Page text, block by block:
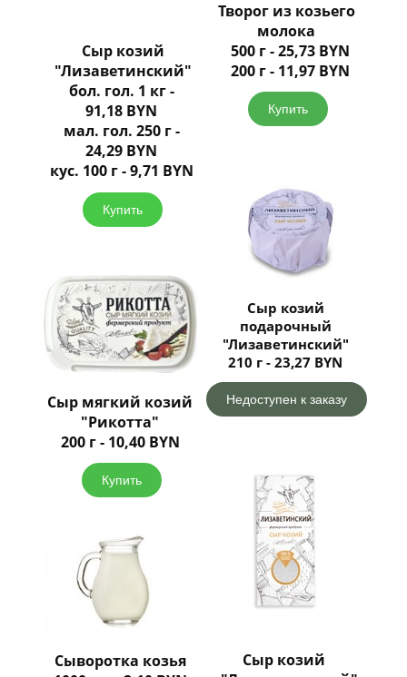
Сыр козий
"Лизаветинский"
бол. гол. 1 кг -
91,18 BYN
мал. гол. 250 г -
24,29 BYN
кус. 100 г - 9,71 BYN
Купить
Сыр мягкий козий
"Рикотта"
200 г - 10,40 BYN
Купить
Сыворотка козья
Творог из козьего
молока
500 г - 25,73 BYN
200 г - 11,97 BYN
Купить
Сыр козий
подарочный
"Лизаветинский"
210 г - 23,27 BYN
Недоступен к заказу
Сыр козий